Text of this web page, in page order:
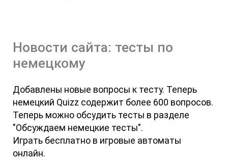
Новости сайта: тесты по
немецкому
Добавлены новые вопросы к тесту. Теперь
немецкий Quizz содержит более 600 вопросов.
Теперь можно обсудить тесты в разделе
"Обсуждаем немецкие тесты".
Играть бесплатно в игровые автоматы
онлайн.